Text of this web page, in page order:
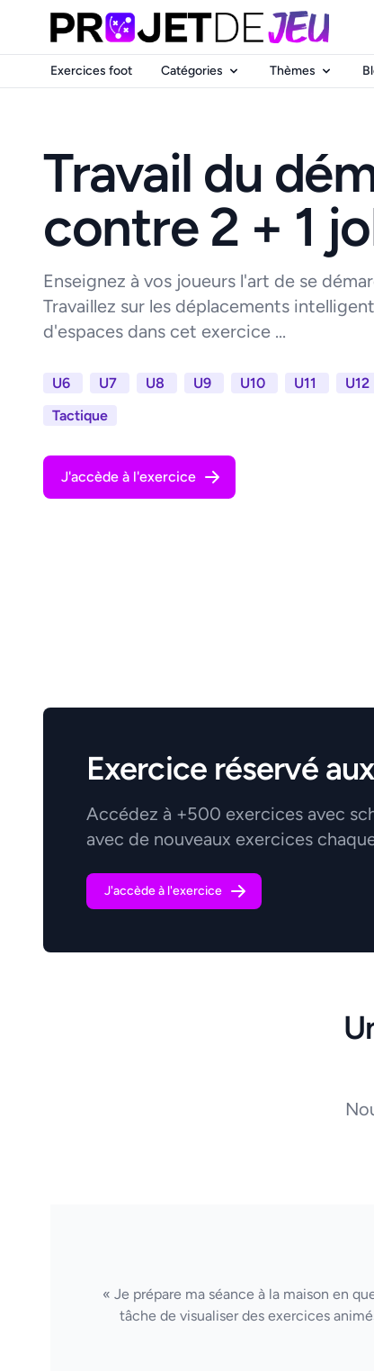
Exercices foot Catégories Thèmes
Travail du
contre 2 + 1
Enseignez à vos joueurs l'art de se
Travaillez sur les déplacements
d'espaces dans cet exercice ...
U6 U7 U8 U9 U10 U11
U12
Tactique
J'accède à l'exercice
Exercice réservé
Accédez à +500 exercices avec
avec de nouveaux exercices
J'accède à l'exercice
« Je prépare ma séance à la maison en
tâche de visualiser des exercices